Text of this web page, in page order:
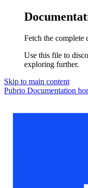
Fetch the complete
Use this file to
exploring further.
Skip to main content
Pubrio Documentation